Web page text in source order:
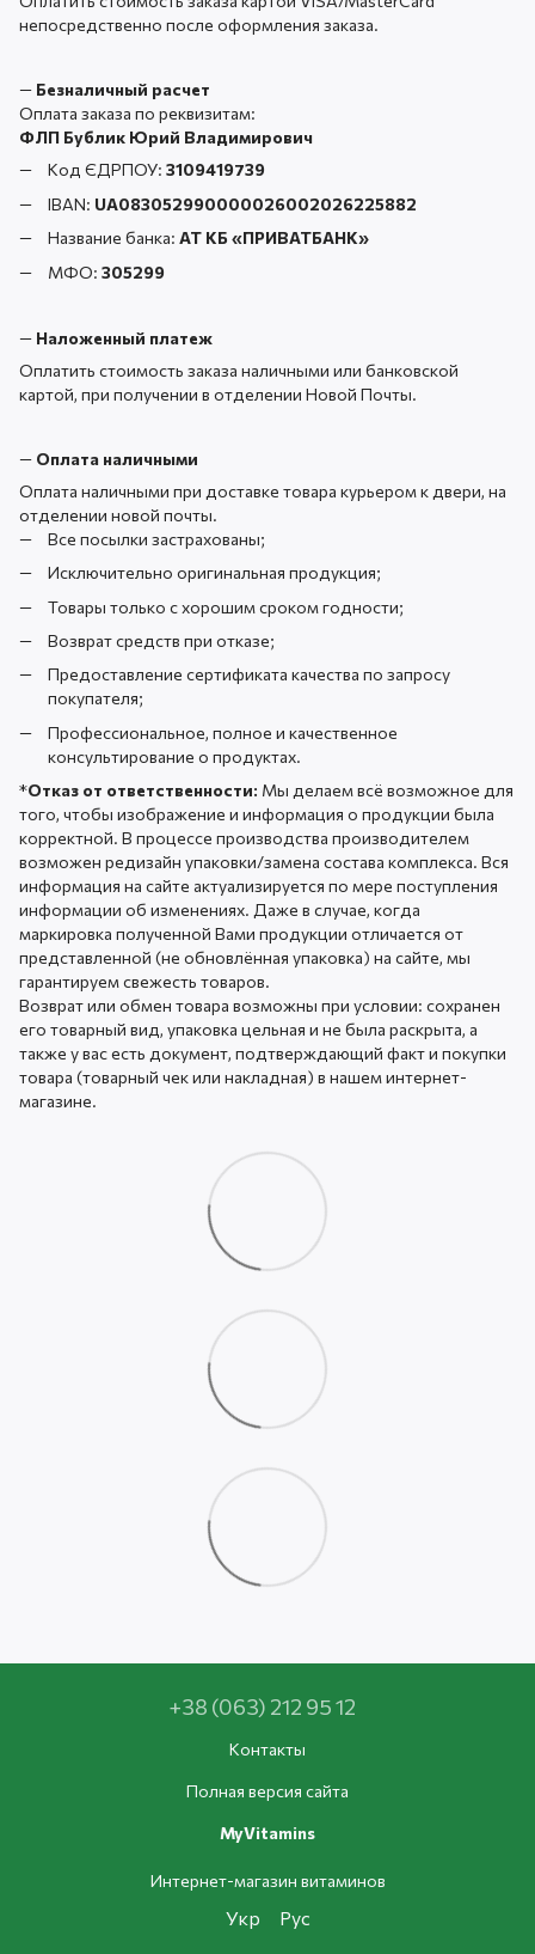
непосредственно после оформления заказа.
— Безналичный расчет
Оплата заказа по реквизитам:
ФЛП Бублик Юрий Владимирович
Код ЄДРПОУ: 3109419739
IBAN: UA083052990000026002026225882
Название банка: АТ КБ «ПРИВАТБАНК»
МФО: 305299
— Наложенный платеж
Оплатить стоимость заказа наличными или банковской
картой, при получении в отделении Новой Почты.
— Оплата наличными
Оплата наличными при доставке товара курьером к двери, на
отделении новой почты.
Все посылки застрахованы;
Исключительно оригинальная продукция;
Товары только с хорошим сроком годности;
Возврат средств при отказе;
Предоставление сертификата качества по запросу
покупателя;
Профессиональное, полное и качественное
консультирование о продуктах.
*Отказ от ответственности: Мы делаем всё возможное для
того, чтобы изображение и информация о продукции была
корректной. В процессе производства производителем
возможен редизайн упаковки/замена состава комплекса. Вся
информация на сайте актуализируется по мере поступления
информации об изменениях. Даже в случае, когда
маркировка полученной Вами продукции отличается от
представленной (не обновлённая упаковка) на сайте, мы
гарантируем свежесть товаров.
Возврат или обмен товара возможны при условии: сохранен
его товарный вид, упаковка цельная и не была раскрыта, а
также у вас есть документ, подтверждающий факт и покупки
товара (товарный чек или накладная) в нашем интернет-
магазине.
+38 (063) 212 95 12
Контакты
Полная версия сайта
MyVitamins
Интернет-магазин витаминов
Укр Рус